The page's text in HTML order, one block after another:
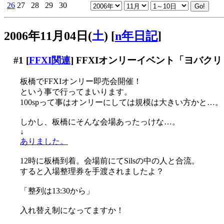
26 27 28 29 30
2006年11月04日(土) [n年日記]
#1 [FFXI関連] FFXIオンリーイベント「ヨバクリ
板橋でFFXIオンリー即売会開催！
という事で行ってまいります。
100spって事はオンリーにしては規模は大きい方かと…。
しかし、板橋にそんな会場あったっけな…。
↓
ありました。
12時に板橋到着。会場前にてSilsの中の人と合流。
すると入場整理券を手渡されましたよ？
「整列は13:30から」
入れ替え制になってますか！